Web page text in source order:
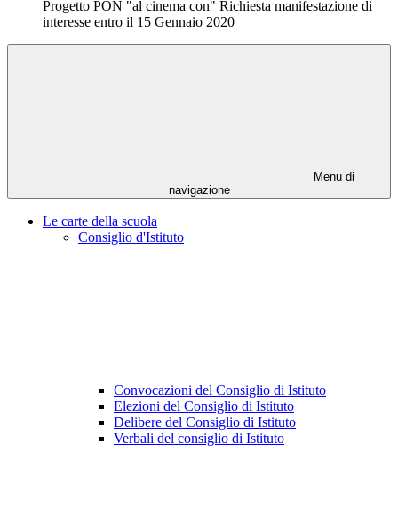
Progetto PON "al cinema con" Richiesta manifestazione di
interesse entro il 15 Gennaio 2020
Menu di
navigazione
Le carte della scuola
Consiglio d'Istituto
Convocazioni del Consiglio di Istituto
Elezioni del Consiglio di Istituto
Delibere del Consiglio di Istituto
Verbali del consiglio di Istituto